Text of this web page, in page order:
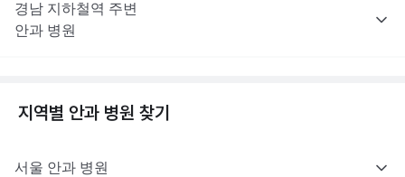
경남 지하철역 주변
안과 병원
지역별 안과 병원 찾기
서울 안과 병원